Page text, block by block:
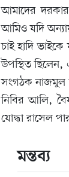
আমাদের
আমিও যদি
চাই হাদি
উপস্থিত ছিলেন,
সংগঠক নাজমুল
নিবির আলি,
যোদ্ধা রাসেল
মন্তব্য